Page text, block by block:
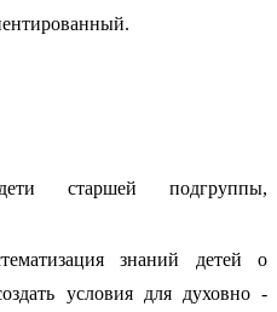
старшей подгруппы,
знаний детей о
условия для духовно -